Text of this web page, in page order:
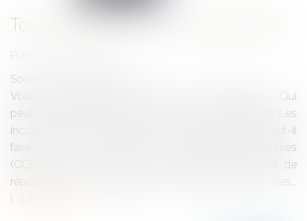
Tout comprendre sur le télétravail
Publié le :
Source :
Vous vous posez des questions sur le télétravail? Qui
peut faire du télétravail? Quels en sont les avantages? Les
inconvénients? Les risques? Quelles démarches faut-il
faire? Le Commissariat général à l'égalité des territoires
(CGET) vient de lancer un site internet permettant de
répondre aux interrogations des employeurs et des...
Lire la suite